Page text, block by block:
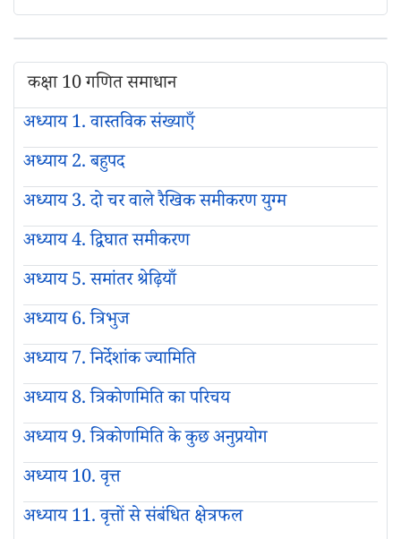
कक्षा 10 गणित समाधान
अध्याय 1. वास्तविक संख्याएँ
अध्याय 2. बहुपद
अध्याय 3. दो चर वाले रैखिक समीकरण युग्म
अध्याय 4. द्विघात समीकरण
अध्याय 5. समांतर श्रेढ़ियाँ
अध्याय 6. त्रिभुज
अध्याय 7. निर्देशांक ज्यामिति
अध्याय 8. त्रिकोणमिति का परिचय
अध्याय 9. त्रिकोणमिति के कुछ अनुप्रयोग
अध्याय 10. वृत्त
अध्याय 11. वृत्तों से संबंधित क्षेत्रफल